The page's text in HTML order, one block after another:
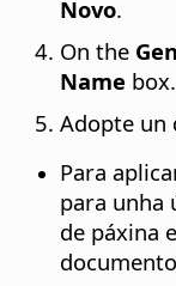
Novo.
On the
Name box.
Adopte un
Para
para unha
de páxina